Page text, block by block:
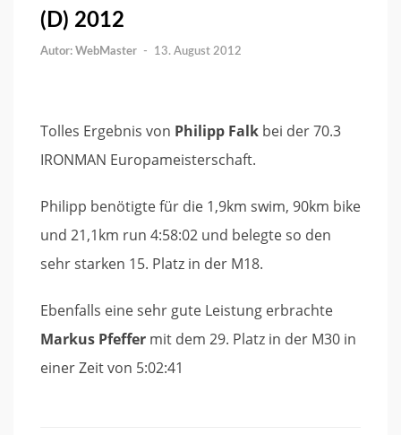
(D) 2012
WebMaster - 13. August 2012
Tolles Ergebnis von Philipp Falk bei der 70.3
IRONMAN Europameisterschaft.
Philipp benötigte für die 1,9km swim, 90km bike
und 21,1km run 4:58:02 und belegte so den
sehr starken 15. Platz in der M18.
Ebenfalls eine sehr gute Leistung erbrachte
Markus Pfeffer mit dem 29. Platz in der M30 in
einer Zeit von 5:02:41